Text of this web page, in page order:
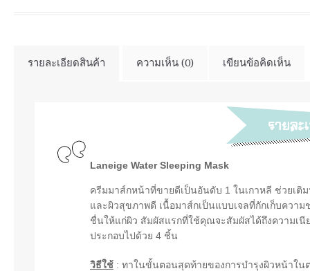
รายละเอียดสินค้า ความเห็น (0) เขียนข้อคิดเห็น
Laneige Water Sleeping Mask
ครีมมาส์กหน้าที่ขายดีเป็นอันดับ 1 ในเกาหลี ช่วยเติ
และผิวสุขภาพดี เนื้อมาส์กเป็นแบบเจลที่กักเก็บคว
ชื่นให้แก่ผิว สัมผัสแรกที่ใช้คุณจะสัมผัสได้ถึงความเ
ประกอบไปด้วย 4 ชิ้น
วิธีใช้ : ทาในขั้นตอนสุดท้ายของการบำรุงผิวหน้าใ